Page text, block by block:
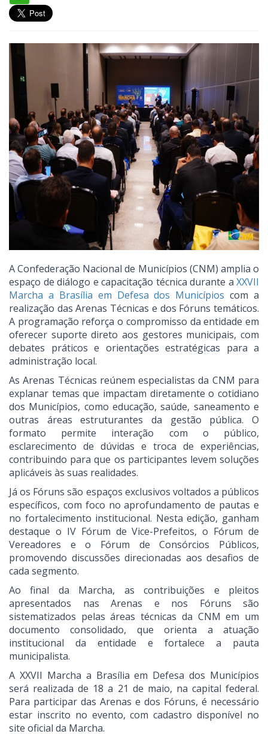
A Confederação Nacional de Municípios (CNM) amplia o
espaço de diálogo e capacitação técnica durante a XXVII
Marcha a Brasília em Defesa dos Municípios com a
realização das Arenas Técnicas e dos Fóruns temáticos.
A programação reforça o compromisso da entidade em
oferecer suporte direto aos gestores municipais, com
debates práticos e orientações estratégicas para a
administração local.
As Arenas Técnicas reúnem especialistas da CNM para
explanar temas que impactam diretamente o cotidiano
dos Municípios, como educação, saúde, saneamento e
outras áreas estruturantes da gestão pública. O
formato permite interação com o público,
esclarecimento de dúvidas e troca de experiências,
contribuindo para que os participantes levem soluções
aplicáveis às suas realidades.
Já os Fóruns são espaços exclusivos voltados a públicos
específicos, com foco no aprofundamento de pautas e
no fortalecimento institucional. Nesta edição, ganham
destaque o IV Fórum de Vice-Prefeitos, o Fórum de
Vereadores e o Fórum de Consórcios Públicos,
promovendo discussões direcionadas aos desafios de
cada segmento.
Ao final da Marcha, as contribuições e pleitos
apresentados nas Arenas e nos Fóruns são
sistematizados pelas áreas técnicas da CNM em um
documento consolidado, que orienta a atuação
institucional da entidade e fortalece a pauta
municipalista.
A XXVII Marcha a Brasília em Defesa dos Municípios
será realizada de 18 a 21 de maio, na capital federal.
Para participar das Arenas e dos Fóruns, é necessário
estar inscrito no evento, com cadastro disponível no
site oficial da Marcha.